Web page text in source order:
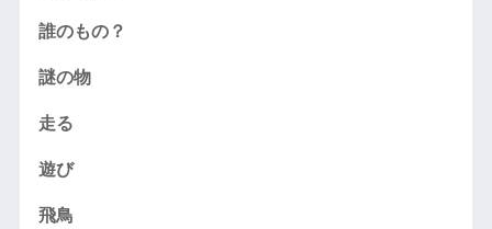
誰のもの？
謎の物
走る
遊び
飛鳥